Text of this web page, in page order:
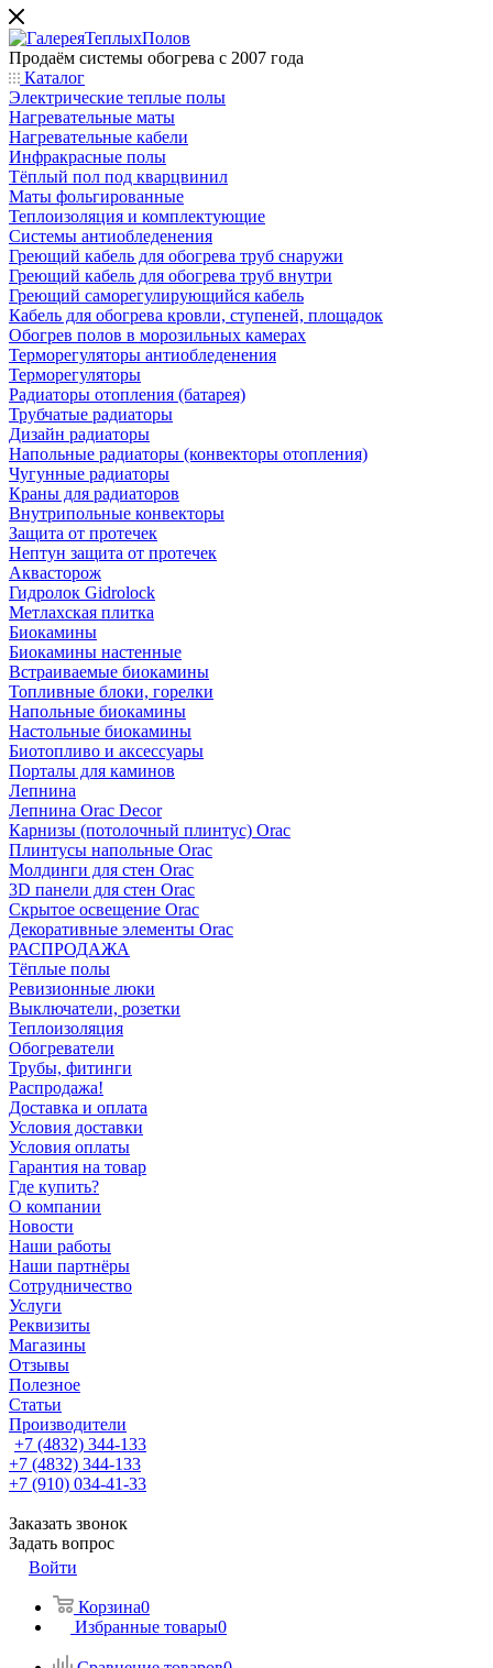
Продаём системы обогрева с 2007 года
Каталог
Электрические теплые полы
Нагревательные маты
Нагревательные кабели
Инфракрасные полы
Тёплый пол под кварцвинил
Маты фольгированные
Теплоизоляция и комплектующие
Системы антиобледенения
Греющий кабель для обогрева труб снаружи
Греющий кабель для обогрева труб внутри
Греющий саморегулирующийся кабель
Кабель для обогрева кровли, ступеней, площадок
Обогрев полов в морозильных камерах
Терморегуляторы антиобледенения
Терморегуляторы
Радиаторы отопления (батарея)
Трубчатые радиаторы
Дизайн радиаторы
Напольные радиаторы (конвекторы отопления)
Чугунные радиаторы
Краны для радиаторов
Внутрипольные конвекторы
Защита от протечек
Нептун защита от протечек
Аквасторож
Гидролок Gidrolock
Метлахская плитка
Биокамины
Биокамины настенные
Встраиваемые биокамины
Топливные блоки, горелки
Напольные биокамины
Настольные биокамины
Биотопливо и аксессуары
Порталы для каминов
Лепнина
Лепнина Orac Decor
Карнизы (потолочный плинтус) Orac
Плинтусы напольные Orac
Молдинги для стен Orac
3D панели для стен Orac
Скрытое освещение Orac
Декоративные элементы Orac
РАСПРОДАЖА
Тёплые полы
Ревизионные люки
Выключатели, розетки
Теплоизоляция
Обогреватели
Трубы, фитинги
Распродажа!
Доставка и оплата
Условия доставки
Условия оплаты
Гарантия на товар
Где купить?
О компании
Новости
Наши работы
Наши партнёры
Сотрудничество
Услуги
Реквизиты
Магазины
Отзывы
Полезное
Статьи
Производители
+7 (4832) 344-133
+7 (4832) 344-133
+7 (910) 034-41-33
Заказать звонок
Задать вопрос
Войти
Корзина0
Избранные товары0